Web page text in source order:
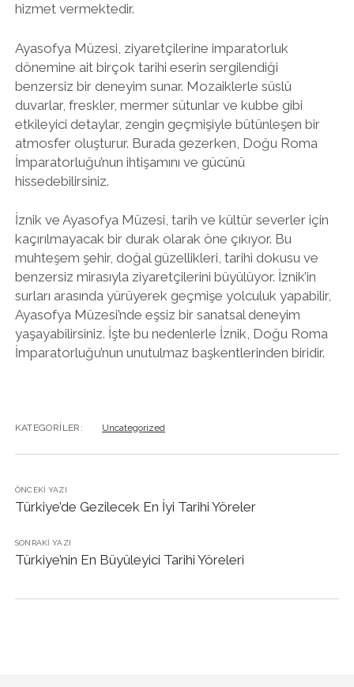
hizmet vermektedir.
Ayasofya Müzesi, ziyaretçilerine imparatorluk
dönemine ait birçok tarihi eserin sergilendiği
benzersiz bir deneyim sunar. Mozaiklerle süslü
duvarlar, freskler, mermer sütunlar ve kubbe gibi
etkileyici detaylar, zengin geçmişiyle bütünleşen bir
atmosfer oluşturur. Burada gezerken, Doğu Roma
İmparatorluğu’nun ihtişamını ve gücünü
hissedebilirsiniz.
İznik ve Ayasofya Müzesi, tarih ve kültür severler için
kaçırılmayacak bir durak olarak öne çıkıyor. Bu
muhteşem şehir, doğal güzellikleri, tarihi dokusu ve
benzersiz mirasıyla ziyaretçilerini büyülüyor. İznik’in
surları arasında yürüyerek geçmişe yolculuk yapabilir,
Ayasofya Müzesi’nde eşsiz bir sanatsal deneyim
yaşayabilirsiniz. İşte bu nedenlerle İznik, Doğu Roma
İmparatorluğu’nun unutulmaz başkentlerinden biridir.
KATEGORILER: Uncategorized
ÖNCEKI YAZI
Türkiye’de Gezilecek En İyi Tarihi Yöreler
SONRAKI YAZI
Türkiye’nin En Büyüleyici Tarihi Yöreleri